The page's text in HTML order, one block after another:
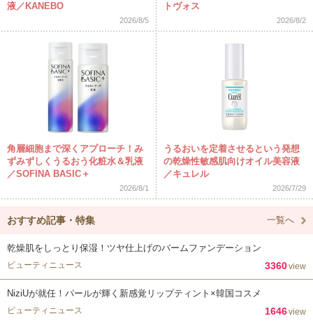
液／KANEBO
2026/8/5
トヴォス
2026/8/2
角層細胞まで深くアプローチ！み
ずみずしくうるおう化粧水＆乳液
／SOFINA BASIC＋
2026/8/1
うるおいを定着させるという発想
の乾燥性敏感肌向けオイル美容液
／キュレル
2026/7/29
おすすめ記事・特集 一覧へ
乾燥肌をしっとり保湿！ツヤ仕上げのバームファンデーション
ビューティニュース 3360view
NiziUが就任！パールが輝く新感覚リップティント×韓国コスメ
ビューティニュース 1646view